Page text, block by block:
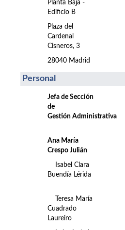
Planta Baja -
Edificio B
Plaza del
Cardenal
Cisneros, 3
28040 Madrid
Personal
Jefa de Sección
de
Gestión Administrativa
Ana María
Crespo Julián
Isabel Clara
Buendía Lérida
Teresa María
Cuadrado
Laureiro